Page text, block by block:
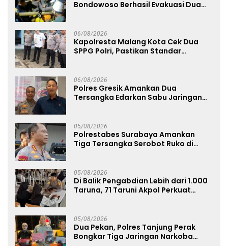
Bondowoso Berhasil Evakuasi Dua
06/08/2026
Kapolresta Malang Kota Cek Dua
SPPG Polri, Pastikan Standar
06/08/2026
Polres Gresik Amankan Dua
Tersangka Edarkan Sabu Jaringan
05/08/2026
Polrestabes Surabaya Amankan
Tiga Tersangka Serobot Ruko di
05/08/2026
Di Balik Pengabdian Lebih dari 1.000
Taruna, 71 Taruni Akpol Perkuat
05/08/2026
Dua Pekan, Polres Tanjung Perak
Bongkar Tiga Jaringan Narkoba